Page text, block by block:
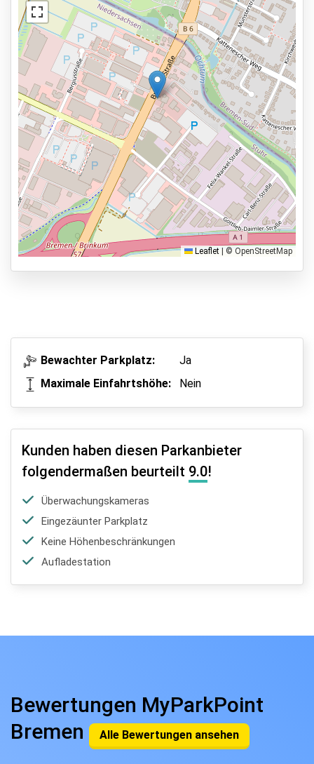
Außenbeleuchtung
Dienstleistungen
24 Stunden am Tag geöffnet
Reservieren im Voraus
6 min zur Abflughalle
Parkmöglichkeiten
Shuttle Parken
Valet Parken
Park & Walk
Park, Sleep & Fly
Ansicht auf der Karte
Leaflet © OpenStreetMap
Bewachter Parkplatz:
Ja
Maximale Einfahrtshöhe:
Nein
Kunden haben diesen Parkanbieter
folgendermaßen beurteilt 9.0!
Überwachungskameras
Eingezäunter Parkplatz
Keine Höhenbeschränkungen
Aufladestation
Bewertungen MyParkPoint
Bremen
Alle Bewertungen ansehen